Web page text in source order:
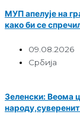
МУП апелује на
како би се
09.08.2026
Србија
Зеленски: Веома